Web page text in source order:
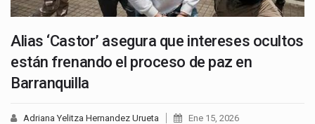
Alias ‘Castor’ asegura que intereses ocultos
están frenando el proceso de paz en
Barranquilla
Adriana Yelitza Hernandez Urueta Ene 15, 2026